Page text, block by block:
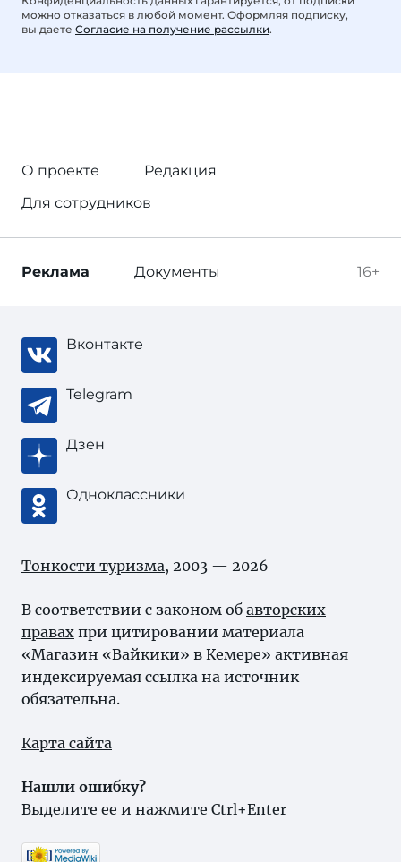
можно отказаться в любой момент. Оформляя подписку,
вы даете Согласие на получение рассылки.
О проекте
Редакция
Для сотрудников
16+
Реклама Документы
Вконтакте
Telegram
Дзен
Одноклассники
Тонкости туризма, 2003 — 2026
В соответствии с законом об авторских
правах при цитировании материала
«Магазин «Вайкики» в Кемере» активная
индексируемая ссылка на источник
обязательна.
Карта сайта
Нашли ошибку?
Выделите ее и нажмите Ctrl+Enter